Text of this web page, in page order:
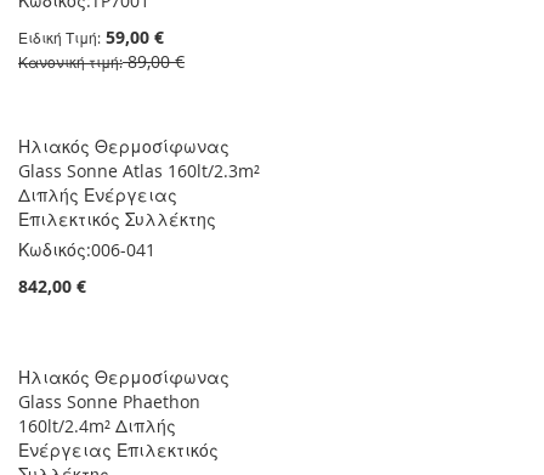
Κανονική τιμή 89,00 €
Glass Sonne Atlas 160lt/2.3m²
Διπλής Ενέργειας
Επιλεκτικός Συλλέκτης
006-041
Glass Sonne Phaethon
160lt/2.4m² Διπλής
Ενέργειας Επιλεκτικός
Συλλέκτης